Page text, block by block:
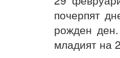
почерпят
рожден
младият на